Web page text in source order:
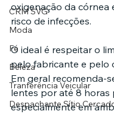
CRM SVG
Moda
Fé
Beleza
Tranferência Veicular
Despachante Sítio
oxigenação da córnea
risco de infecções.
O ideal é respeitar o
pelo fabricante e pelo
Em geral recomenda-
lentes por até 8 horas
especialmente em